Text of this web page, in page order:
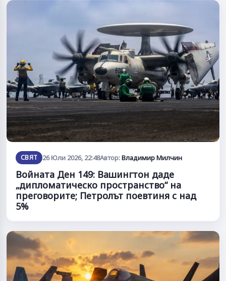
СВЯТ 26 Юли 2026, 22:48Автор:Владимир Милчин
Войната Ден 149: Вашингтон даде
„дипломатическо пространство“ на
преговорите; Петролът поевтиня с над
5%